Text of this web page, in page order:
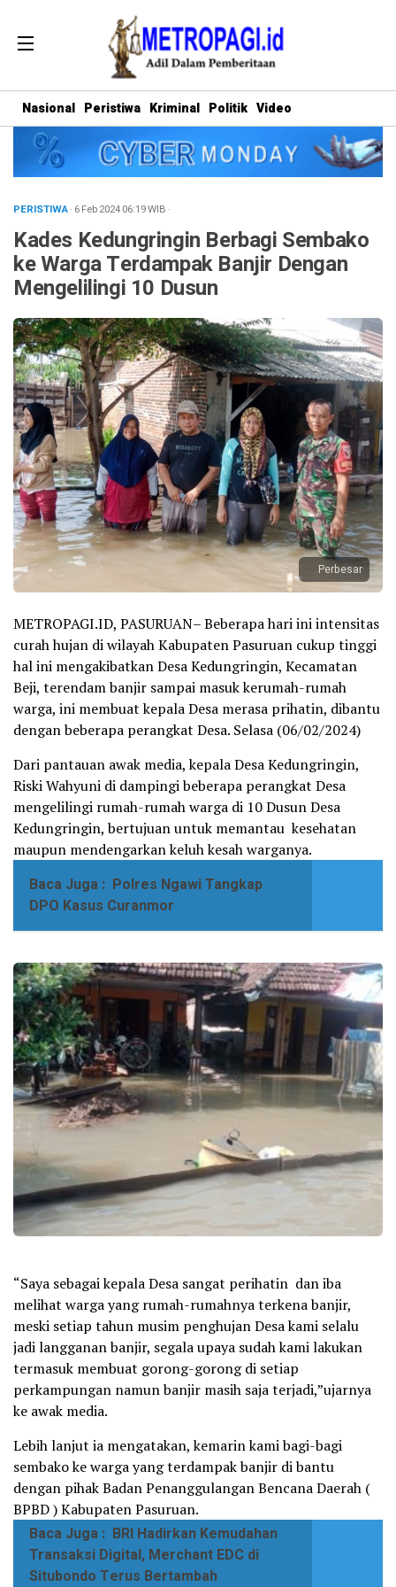
Nasional Peristiwa Kriminal Politik Video
PERISTIWA· 6 Feb 202406:19WIB ·
Kades Kedungringin Berbagi Sembako
ke Warga Terdampak Banjir Dengan
Mengelilingi 10 Dusun
Perbesar
METROPAGI.ID, PASURUAN– Beberapa hari ini intensitas
curah hujan di wilayah Kabupaten Pasuruan cukup tinggi
hal ini mengakibatkan Desa Kedungringin, Kecamatan
Beji, terendam banjir sampai masuk kerumah-rumah
warga, ini membuat kepala Desa merasa prihatin, dibantu
dengan beberapa perangkat Desa. Selasa (06/02/2024)
Dari pantauan awak media, kepala Desa Kedungringin,
Riski Wahyuni di dampingi beberapa perangkat Desa
mengelilingi rumah-rumah warga di 10 Dusun Desa
Kedungringin, bertujuan untuk memantau kesehatan
maupun mendengarkan keluh kesah warganya.
Baca Juga : Polres Ngawi Tangkap
DPO Kasus Curanmor
“Saya sebagai kepala Desa sangat perihatin dan iba
melihat warga yang rumah-rumahnya terkena banjir,
meski setiap tahun musim penghujan Desa kami selalu
jadi langganan banjir, segala upaya sudah kami lakukan
termasuk membuat gorong-gorong di setiap
perkampungan namun banjir masih saja terjadi,”ujarnya
ke awak media.
Lebih lanjut ia mengatakan, kemarin kami bagi-bagi
sembako ke warga yang terdampak banjir di bantu
dengan pihak Badan Penanggulangan Bencana Daerah (
BPBD ) Kabupaten Pasuruan.
Baca Juga : BRI Hadirkan Kemudahan
Transaksi Digital, Merchant EDC di
Situbondo Terus Bertambah